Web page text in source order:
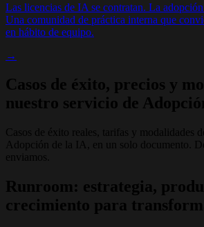
Las licencias de IA se contratan. La
Una comunidad de práctica interna que
en hábito de equipo.
→
Casos de éxito, precios y
nuestro servicio de
Casos de éxito reales, tarifas y modalidades
Adopción de la IA, en un solo documento.
enviamos.
Runroom: estrategia,
crecimiento para